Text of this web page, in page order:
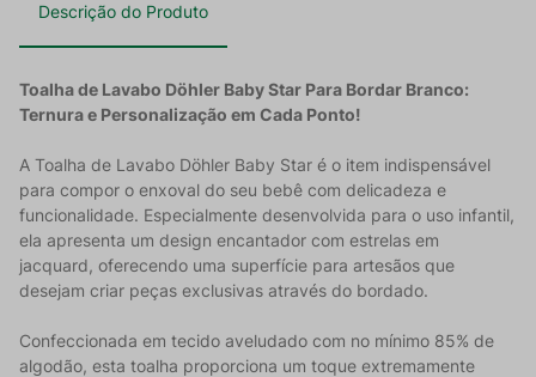
Descrição do Produto
Toalha de Lavabo Döhler Baby Star Para Bordar Branco:
Ternura e Personalização em Cada Ponto!
A Toalha de Lavabo Döhler Baby Star é o item indispensável
para compor o enxoval do seu bebê com delicadeza e
funcionalidade. Especialmente desenvolvida para o uso infantil,
ela apresenta um design encantador com estrelas em
jacquard, oferecendo uma superfície para artesãos que
desejam criar peças exclusivas através do bordado.
Confeccionada em tecido aveludado com no mínimo 85% de
algodão, esta toalha proporciona um toque extremamente